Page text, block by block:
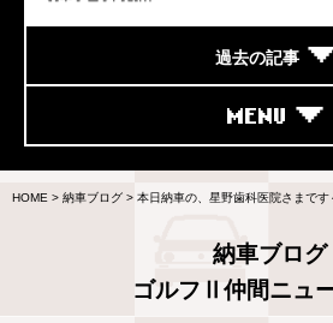
過去の記事
MENU
HOME > 納車ブログ > 本日納車の、星野歯科医院さまです
納車ブログ
ゴルフⅡ仲間ニュ